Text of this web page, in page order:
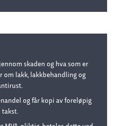
skaden og hva som er
om lakk, lakkbehandling og
og får kopi av foreløpig
takst.